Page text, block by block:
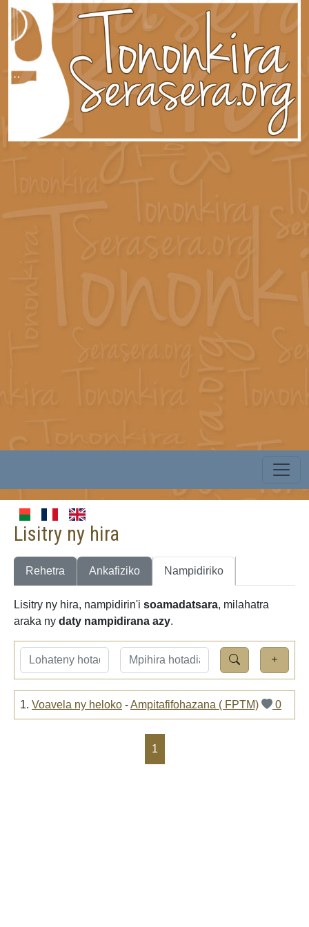
Lisitry ny hira
Rehetra Ankafiziko Nampidiriko
Lisitry ny hira, nampidirin'i soamadatsara, milahatra
araka ny daty nampidirana azy.
1. Voavela ny heloko -Ampitafifohazana ( FPTM) 0
1